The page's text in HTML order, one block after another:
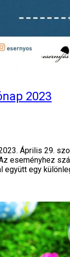
2023
Április 29.
eseményhez
együtt egy